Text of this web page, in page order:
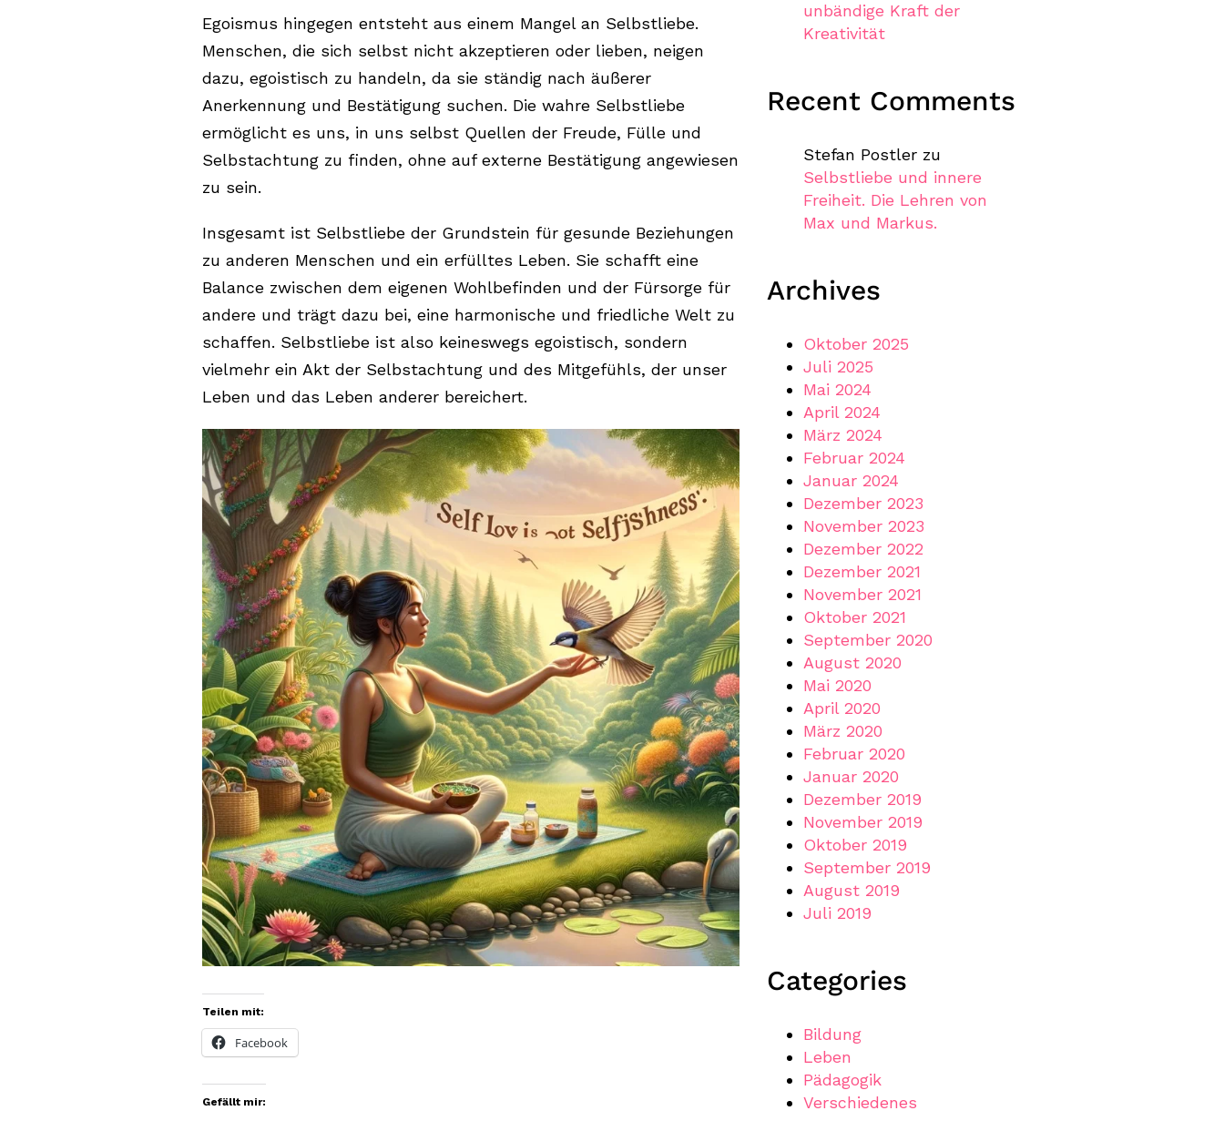
Egoismus hingegen entsteht aus einem Mangel an Selbstliebe.
Menschen, die sich selbst nicht akzeptieren oder lieben, neigen
dazu, egoistisch zu handeln, da sie ständig nach äußerer
Anerkennung und Bestätigung suchen. Die wahre Selbstliebe
ermöglicht es uns, in uns selbst Quellen der Freude, Fülle und
Selbstachtung zu finden, ohne auf externe Bestätigung angewiesen
zu sein.
Insgesamt ist Selbstliebe der Grundstein für gesunde Beziehungen
zu anderen Menschen und ein erfülltes Leben. Sie schafft eine
Balance zwischen dem eigenen Wohlbefinden und der Fürsorge für
andere und trägt dazu bei, eine harmonische und friedliche Welt zu
schaffen. Selbstliebe ist also keineswegs egoistisch, sondern
vielmehr ein Akt der Selbstachtung und des Mitgefühls, der unser
Leben und das Leben anderer bereichert.
Teilen mit:
Facebook
Gefällt mir:
unbändige Kraft der
Kreativität
Recent Comments
Stefan Postler zu
Selbstliebe und innere
Freiheit. Die Lehren von
Max und Markus.
Archives
Oktober 2025
Juli 2025
Mai 2024
April 2024
März 2024
Februar 2024
Januar 2024
Dezember 2023
November 2023
Dezember 2022
Dezember 2021
November 2021
Oktober 2021
September 2020
August 2020
Mai 2020
April 2020
März 2020
Februar 2020
Januar 2020
Dezember 2019
November 2019
Oktober 2019
September 2019
August 2019
Juli 2019
Categories
Bildung
Leben
Pädagogik
Verschiedenes